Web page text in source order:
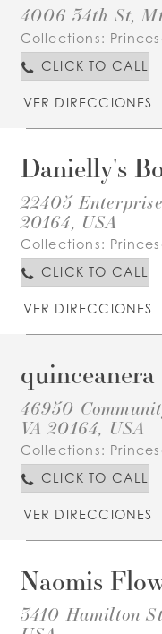
4006 34th St,
Collections:
CLICK TO CALL
VER DIRECCIONES
Danielly's
22405
20164, USA
Collections:
CLICK TO CALL
VER DIRECCIONES
46950
VA 20164, USA
Collections:
CLICK TO CALL
VER DIRECCIONES
Naomis
3410 Hamilton